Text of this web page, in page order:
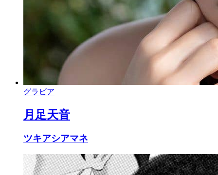
グラビア
月足天音
ツキアシアマネ